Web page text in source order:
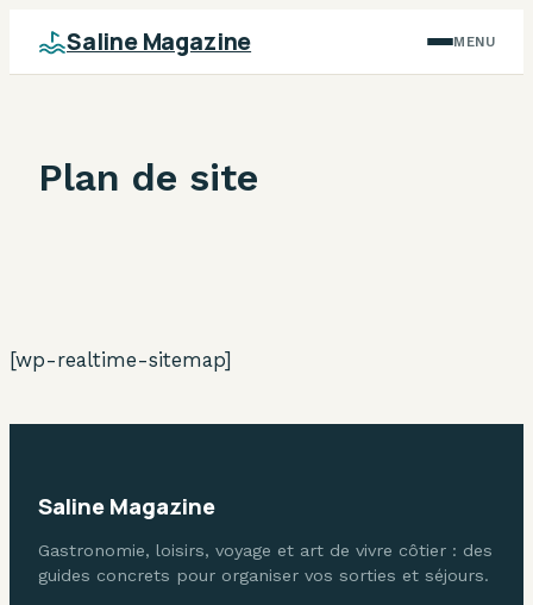
Saline Magazine MENU
Plan de site
[wp-realtime-sitemap]
Saline Magazine
Gastronomie, loisirs, voyage et art de vivre côtier : des
guides concrets pour organiser vos sorties et séjours.